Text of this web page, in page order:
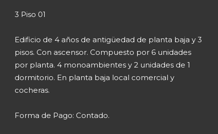
3 Piso 01
Edificio de 4 años de antigüedad de planta baja y 3
pisos. Con ascensor. Compuesto por 6 unidades
por planta. 4 monoambientes y 2 unidades de 1
dormitorio. En planta baja local comercial y
cocheras.
Forma de Pago: Contado.